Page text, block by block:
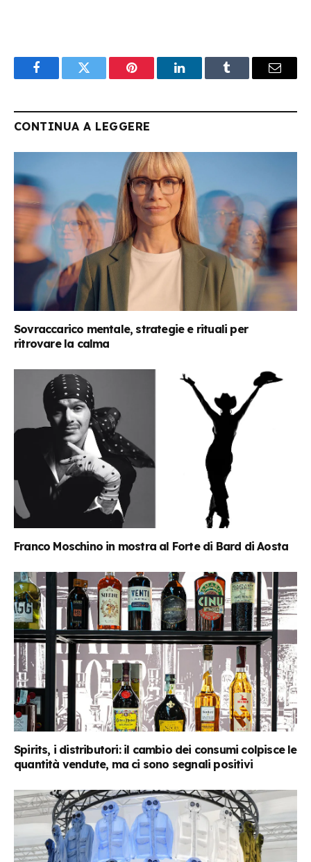
FacebookTwitter Pinterest LinkedInTumblr Email
CONTINUA A LEGGERE
Sovraccarico mentale, strategie e rituali per
ritrovare la calma
Franco Moschino in mostra al Forte di Bard di Aosta
Spirits, i distributori: il cambio dei consumi colpisce le
quantità vendute, ma ci sono segnali positivi